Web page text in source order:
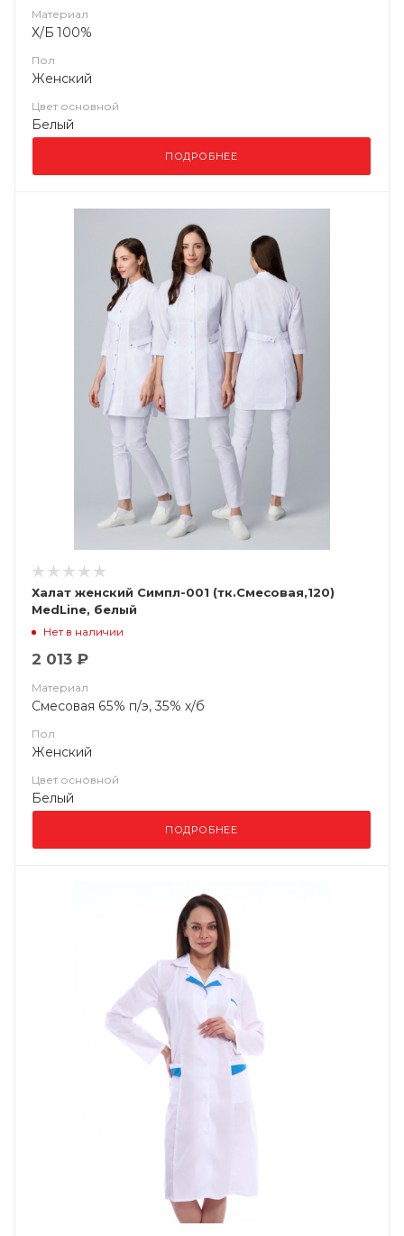
Материал
Х/Б 100%
Пол
Женский
Цвет основной
Белый
ПОДРОБНЕЕ
Халат женский Симпл-001 (тк.Смесовая,120)
MedLine, белый
Нет в наличии
2 013 ₽
Материал
Смесовая 65% п/э, 35% х/б
Пол
Женский
Цвет основной
Белый
ПОДРОБНЕЕ